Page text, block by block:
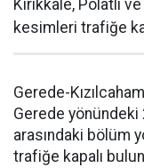
Kırıkkale, Polatlı
kesimleri trafiğe
Gerede-
Gerede
arasındaki bölüm
trafiğe kapalı